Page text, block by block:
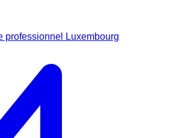
professionnel Luxembourg